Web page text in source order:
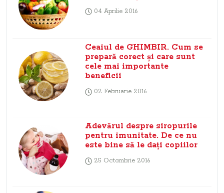
04 Aprilie 2016
Ceaiul de GHIMBIR. Cum se
prepară corect şi care sunt
cele mai importante
beneficii
02 Februarie 2016
Adevărul despre siropurile
pentru imunitate. De ce nu
este bine să le daţi copiilor
25 Octombrie 2016